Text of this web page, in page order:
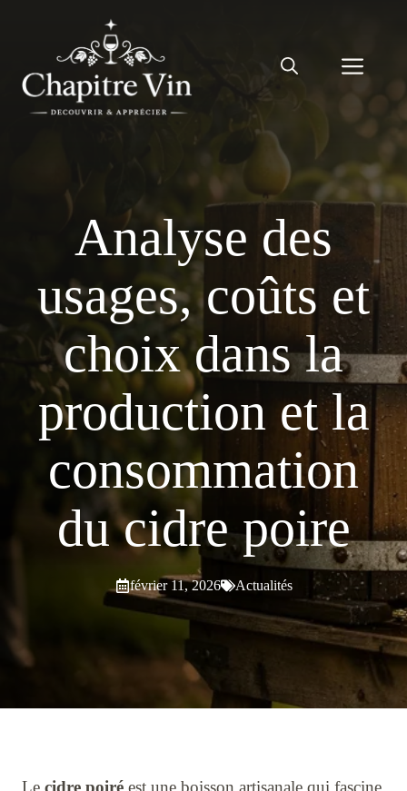
Analyse des
usages, coûts et
choix dans la
production et la
consommation
du cidre poire
février 11, 2026 Actualités